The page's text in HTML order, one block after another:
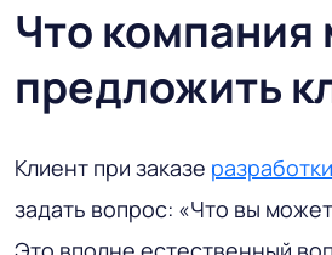
Что компания
предложить
Клиент при заказе
задать вопрос: «Что вы